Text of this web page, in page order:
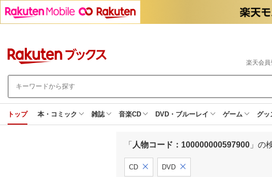
楽天会員
トップ 本・コミック 雑誌 音楽CD DVD・ブルーレイ ゲーム グッ
「 人物コード：100000000597900 」の
CD DVD